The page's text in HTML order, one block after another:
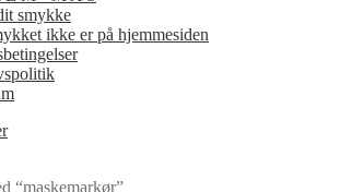
smykke
ikke er på hjemmesiden
“maskemarkør”